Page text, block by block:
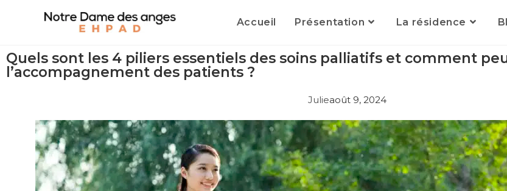
Accueil Présentation La résidence
Quels sont les 4 piliers essentiels des soins palliatifs et comment
l’accompagnement des patients ?
Julieaoût 9, 2024